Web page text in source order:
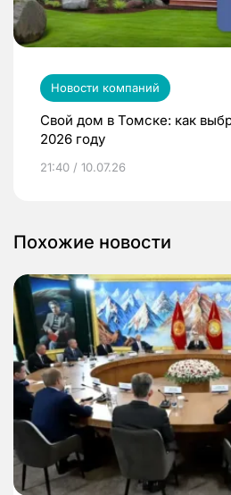
Новости компаний
Свой дом в Томске: как
2026 году
21:40 / 10.07.26
Похожие новости